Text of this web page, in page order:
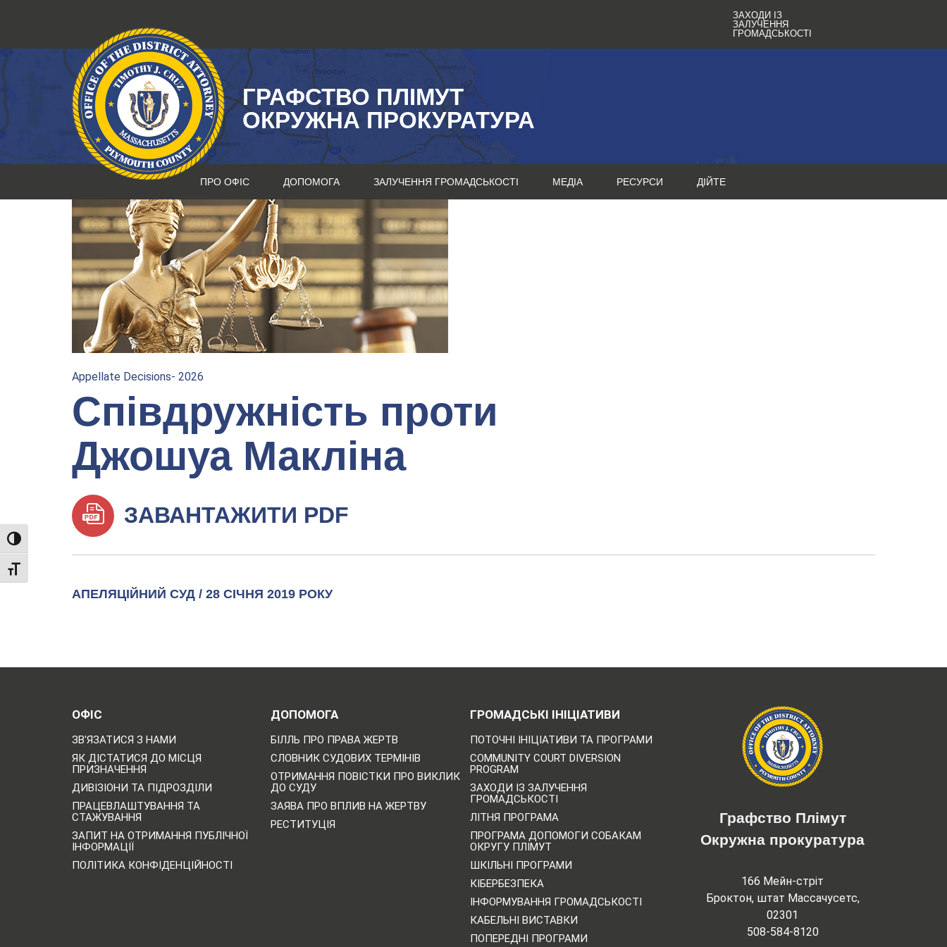
TOGGLE HIGH CONTRAST
TOGGLE FONT SIZE
ЗАХОДИ ІЗ
ЗАЛУЧЕННЯ
ГРОМАДСЬКОСТІ
ГРАФСТВО ПЛІМУТ
ОКРУЖНА ПРОКУРАТУРА
ПРО ОФІС ДОПОМОГА ЗАЛУЧЕННЯ ГРОМАДСЬКОСТІ МЕДІА РЕСУРСИ ДІЙТЕ
Appellate Decisions- 2026
Співдружність проти
Джошуа Макліна
ЗАВАНТАЖИТИ PDF
АПЕЛЯЦІЙНИЙ СУД / 28 СІЧНЯ 2019 РОКУ
ОФІС
ЗВ'ЯЗАТИСЯ З НАМИ
ЯК ДІСТАТИСЯ ДО МІСЦЯ
ПРИЗНАЧЕННЯ
ДИВІЗІОНИ ТА ПІДРОЗДІЛИ
ПРАЦЕВЛАШТУВАННЯ ТА
СТАЖУВАННЯ
ЗАПИТ НА ОТРИМАННЯ ПУБЛІЧНОЇ
ІНФОРМАЦІЇ
ПОЛІТИКА КОНФІДЕНЦІЙНОСТІ
ДОПОМОГА
БІЛЛЬ ПРО ПРАВА ЖЕРТВ
СЛОВНИК СУДОВИХ ТЕРМІНІВ
ОТРИМАННЯ ПОВІСТКИ ПРО ВИКЛИК
ДО СУДУ
ЗАЯВА ПРО ВПЛИВ НА ЖЕРТВУ
РЕСТИТУЦІЯ
ГРОМАДСЬКІ ІНІЦІАТИВИ
ПОТОЧНІ ІНІЦІАТИВИ ТА ПРОГРАМИ
COMMUNITY COURT DIVERSION
PROGRAM
ЗАХОДИ ІЗ ЗАЛУЧЕННЯ
ГРОМАДСЬКОСТІ
ЛІТНЯ ПРОГРАМА
ПРОГРАМА ДОПОМОГИ СОБАКАМ
ОКРУГУ ПЛІМУТ
ШКІЛЬНІ ПРОГРАМИ
КІБЕРБЕЗПЕКА
ІНФОРМУВАННЯ ГРОМАДСЬКОСТІ
КАБЕЛЬНІ ВИСТАВКИ
ПОПЕРЕДНІ ПРОГРАМИ
Графство Плімут
Окружна прокуратура
166 Мейн-стріт
Броктон, штат Массачусетс,
02301
508-584-8120